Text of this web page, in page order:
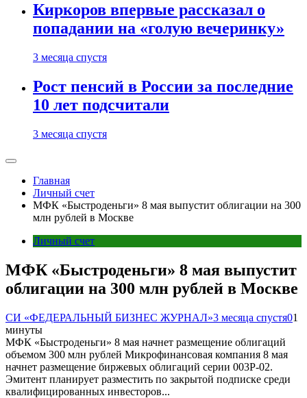
Киркоров впервые рассказал о
попадании на «голую вечеринку»
3 месяца спустя
Рост пенсий в России за последние
10 лет подсчитали
3 месяца спустя
Главная
Личный счет
МФК «Быстроденьги» 8 мая выпустит облигации на 300
млн рублей в Москве
Личный счет
МФК «Быстроденьги» 8 мая выпустит
облигации на 300 млн рублей в Москве
СИ «ФЕДЕРАЛЬНЫЙ БИЗНЕС ЖУРНАЛ»3 месяца спустя01
минуты
МФК «Быстроденьги» 8 мая начнет размещение облигаций
объемом 300 млн рублей Микрофинансовая компания 8 мая
начнет размещение биржевых облигаций серии 003Р-02.
Эмитент планирует разместить по закрытой подписке среди
квалифицированных инвесторов...